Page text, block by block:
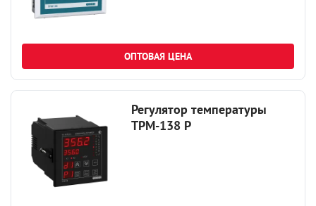
ОПТОВАЯ ЦЕНА
Регулятор температуры
ТРМ-138 Р